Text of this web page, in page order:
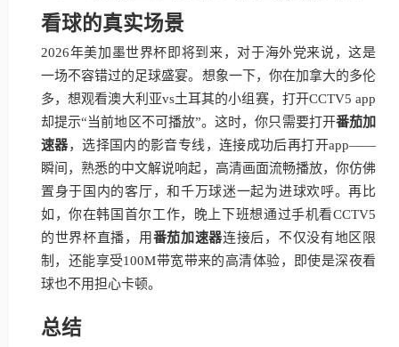
看球的真实场景
2026年美加墨世界杯即将到来，对于海外党来说，这是
一场不容错过的足球盛宴。想象一下，你在加拿大的多伦
多，想观看澳大利亚vs土耳其的小组赛，打开CCTV5 app
却提示“当前地区不可播放”。这时，你只需要打开番茄加
速器，选择国内的影音专线，连接成功后再打开app——
瞬间，熟悉的中文解说响起，高清画面流畅播放，你仿佛
置身于国内的客厅，和千万球迷一起为进球欢呼。再比
如，你在韩国首尔工作，晚上下班想通过手机看CCTV5
的世界杯直播，用番茄加速器连接后，不仅没有地区限
制，还能享受100M带宽带来的高清体验，即使是深夜看
球也不用担心卡顿。
总结